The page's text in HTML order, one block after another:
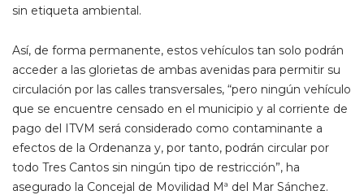
sin etiqueta ambiental.
Así, de forma permanente, estos vehículos tan solo podrán
acceder a las glorietas de ambas avenidas para permitir su
circulación por las calles transversales, “pero ningún vehículo
que se encuentre censado en el municipio y al corriente de
pago del ITVM será considerado como contaminante a
efectos de la Ordenanza y, por tanto, podrán circular por
todo Tres Cantos sin ningún tipo de restricción”, ha
asegurado la Concejal de Movilidad Mª del Mar Sánchez.